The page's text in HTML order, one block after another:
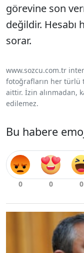
görevine son
değildir. Hesabı
sorar.
www.sozcu.com.tr
fotoğrafların her türlü
aittir. İzin alınmadan,
edilemez.
Bu habere